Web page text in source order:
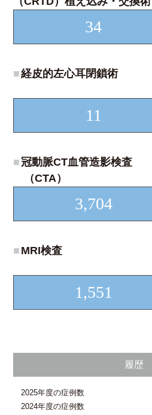
34
■経皮的左心耳閉鎖術
11
■ 冠動脈CT血管造影検査
（CTA）
3,704
■ MRI検査
1,551
履歴
2025年度の症例数
2024年度の症例数